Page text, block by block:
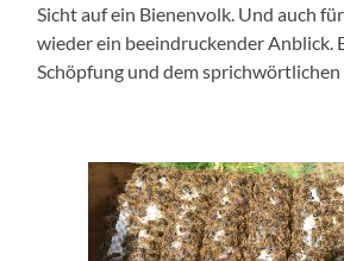
Sicht auf ein Bienenvolk. Und auch
wieder ein beeindruckender Anblick.
Schöpfung und dem sprichwörtlichen